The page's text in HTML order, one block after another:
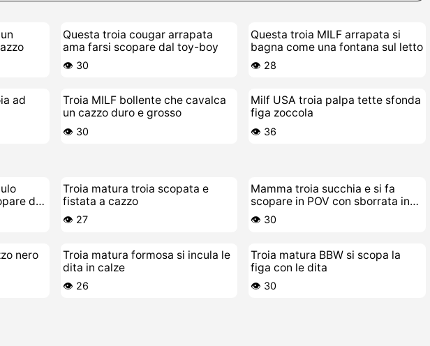
Questa troia cougar arrapata
ama farsi scopare dal toy-boy
👁️ 30
Questa troia MILF arrapata si
bagna come una fontana sul letto
👁️ 28
ad
Troia MILF bollente che cavalca
un cazzo duro e grosso
👁️ 30
Milf USA troia palpa tette sfonda
figa zoccola
👁️ 36
da
Troia matura troia scopata e
fistata a cazzo
👁️ 27
Mamma troia succhia e si fa
scopare in POV con sborrata in
faccia
👁️ 30
nero
Troia matura formosa si incula le
dita in calze
👁️ 26
Troia matura BBW si scopa la
figa con le dita
👁️ 30